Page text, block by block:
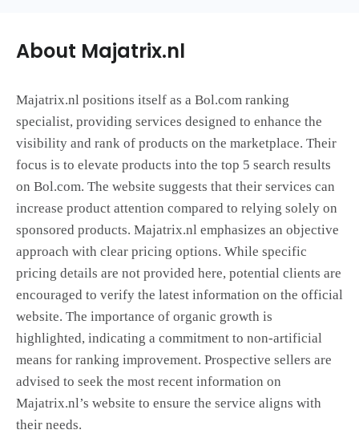
About Majatrix.nl
Majatrix.nl positions itself as a Bol.com ranking
specialist, providing services designed to enhance the
visibility and rank of products on the marketplace. Their
focus is to elevate products into the top 5 search results
on Bol.com. The website suggests that their services can
increase product attention compared to relying solely on
sponsored products. Majatrix.nl emphasizes an objective
approach with clear pricing options. While specific
pricing details are not provided here, potential clients are
encouraged to verify the latest information on the official
website. The importance of organic growth is
highlighted, indicating a commitment to non-artificial
means for ranking improvement. Prospective sellers are
advised to seek the most recent information on
Majatrix.nl’s website to ensure the service aligns with
their needs.